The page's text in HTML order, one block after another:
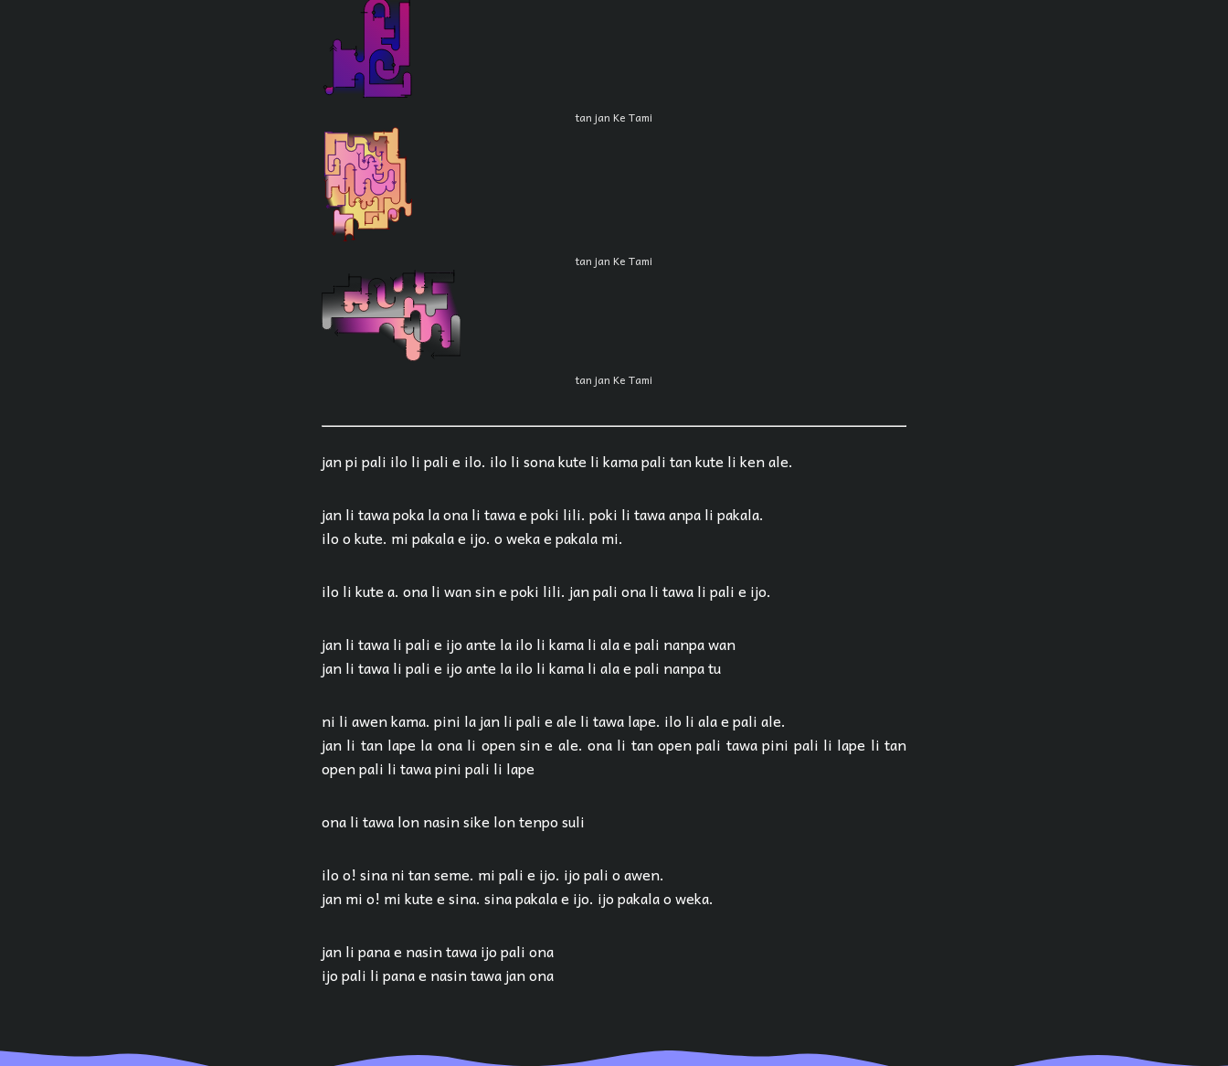
tan jan Ke Tami
tan jan Ke Tami
tan jan Ke Tami
jan pi pali ilo li pali e ilo. ilo li sona kute li kama pali tan kute li ken ale.
jan li tawa poka la ona li tawa e poki lili. poki li tawa anpa li pakala.
ilo o kute. mi pakala e ijo. o weka e pakala mi.
ilo li kute a. ona li wan sin e poki lili. jan pali ona li tawa li pali e ijo.
jan li tawa li pali e ijo ante la ilo li kama li ala e pali nanpa wan
jan li tawa li pali e ijo ante la ilo li kama li ala e pali nanpa tu
ni li awen kama. pini la jan li pali e ale li tawa lape. ilo li ala e pali ale.
jan li tan lape la ona li open sin e ale. ona li tan open pali tawa pini pali li lape li tan
open pali li tawa pini pali li lape
ona li tawa lon nasin sike lon tenpo suli
ilo o! sina ni tan seme. mi pali e ijo. ijo pali o awen.
jan mi o! mi kute e sina. sina pakala e ijo. ijo pakala o weka.
jan li pana e nasin tawa ijo pali ona
ijo pali li pana e nasin tawa jan ona